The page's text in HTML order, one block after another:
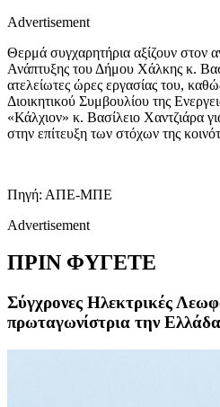
Advertisement
Θερμά συγχαρητήρια αξίζουν στον
Ανάπτυξης του Δήμου Χάλκης κ.
ατελείωτες ώρες εργασίας του,
Διοικητικού Συμβουλίου της
«Κάλχιον» κ. Βασίλειο Χαντζιάρα
στην επίτευξη των στόχων της
Πηγή: ΑΠΕ-ΜΠΕ
Advertisement
ΠΡΙΝ ΦΥΓΕΤΕ
Σύγχρονες Ηλεκτρικές
πρωταγωνίστρια την Ελλάδα